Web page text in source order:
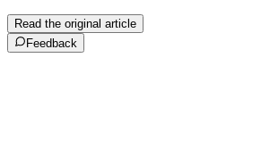
Read the original article
Feedback